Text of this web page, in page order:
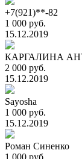
+7(921)**-82
1 000 руб.
15.12.2019
КАРГАЛИНА
2 000 руб.
15.12.2019
Sayosha
1 000 руб.
15.12.2019
Роман Синенко
1 000 руб.